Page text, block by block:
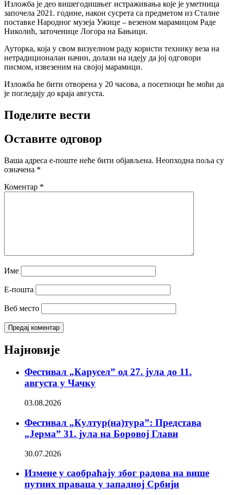
Изложба је део вишегодишњег истраживања које је уметница
започела 2021. године, након сусрета са предметом из Сталне
поставке Народног музеја Ужице – везеном марамицом Раде
Николић, заточенице Логора на Бањици.
Ауторка, која у свом визуелном раду користи технику веза на
нетрадиционалан начин, долази на идеју да јој одговори
писмом, извезеним на својој марамици.
Изложба ће бити отворена у 20 часова, а посетиоци ће моћи да
је погледају до краја августа.
Поделите вести
Оставите одговор
Ваша адреса е-поште неће бити објављена. Неопходна поља су
означена *
Коментар *
Име
Е-пошта
Веб место
Најновије
Фестивал „Карусел” од 27. јула до 11.
августа у Чачку
03.08.2026
Фестивал „Култур(на)тура”: Представа
„Јерма” 31. јула на Боровој Глави
30.07.2026
Измене у саобраћају због радова на више
путних праваца у западној Србији